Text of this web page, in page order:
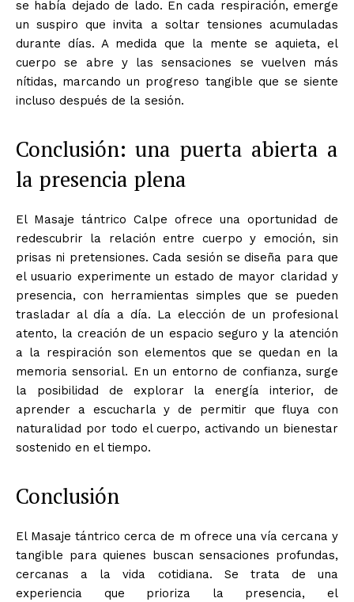
se había dejado de lado. En cada respiración, emerge
un suspiro que invita a soltar tensiones acumuladas
durante días. A medida que la mente se aquieta, el
cuerpo se abre y las sensaciones se vuelven más
nítidas, marcando un progreso tangible que se siente
incluso después de la sesión.
Conclusión: una puerta abierta a
la presencia plena
El Masaje tántrico Calpe ofrece una oportunidad de
redescubrir la relación entre cuerpo y emoción, sin
prisas ni pretensiones. Cada sesión se diseña para que
el usuario experimente un estado de mayor claridad y
presencia, con herramientas simples que se pueden
trasladar al día a día. La elección de un profesional
atento, la creación de un espacio seguro y la atención
a la respiración son elementos que se quedan en la
memoria sensorial. En un entorno de confianza, surge
la posibilidad de explorar la energía interior, de
aprender a escucharla y de permitir que fluya con
naturalidad por todo el cuerpo, activando un bienestar
sostenido en el tiempo.
Conclusión
El Masaje tántrico cerca de m ofrece una vía cercana y
tangible para quienes buscan sensaciones profundas,
cercanas a la vida cotidiana. Se trata de una
experiencia que prioriza la presencia, el